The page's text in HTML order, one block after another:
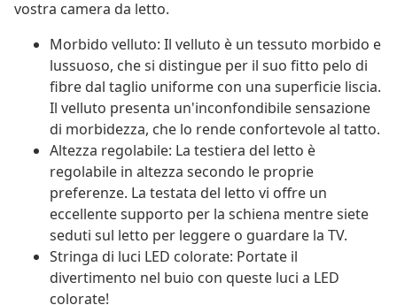
vostra camera da letto.
Morbido velluto: Il velluto è un tessuto morbido e
lussuoso, che si distingue per il suo fitto pelo di
fibre dal taglio uniforme con una superficie liscia.
Il velluto presenta un'inconfondibile sensazione
di morbidezza, che lo rende confortevole al tatto.
Altezza regolabile: La testiera del letto è
regolabile in altezza secondo le proprie
preferenze. La testata del letto vi offre un
eccellente supporto per la schiena mentre siete
seduti sul letto per leggere o guardare la TV.
Stringa di luci LED colorate: Portate il
divertimento nel buio con queste luci a LED
colorate!